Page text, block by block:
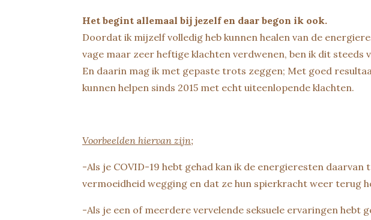
Het begint allemaal bij jezelf en daar begon ik ook.
Doordat ik mijzelf volledig heb kunnen healen van de
vage maar zeer heftige klachten verdwenen, ben ik dit steeds
En daarin mag ik met gepaste trots zeggen; Met goed
kunnen helpen sinds 2015 met echt uiteenlopende klachten.
Voorbeelden hiervan zijn;
-Als je COVID-19 hebt gehad kan ik de energieresten
vermoeidheid wegging en dat ze hun spierkracht weer terug
-Als je een of meerdere vervelende seksuele ervaringen hebt